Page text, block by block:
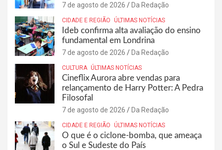
7 de agosto de 2026 Da Redação
CIDADE E REGIÃO ÚLTIMAS NOTÍCIAS
Ideb confirma alta avaliação do ensino
fundamental em Londrina
7 de agosto de 2026 Da Redação
CULTURA ÚLTIMAS NOTÍCIAS
Cineflix Aurora abre vendas para
relançamento de Harry Potter: A Pedra
Filosofal
7 de agosto de 2026 Da Redação
CIDADE E REGIÃO ÚLTIMAS NOTÍCIAS
O que é o ciclone-bomba, que ameaça
o Sul e Sudeste do País